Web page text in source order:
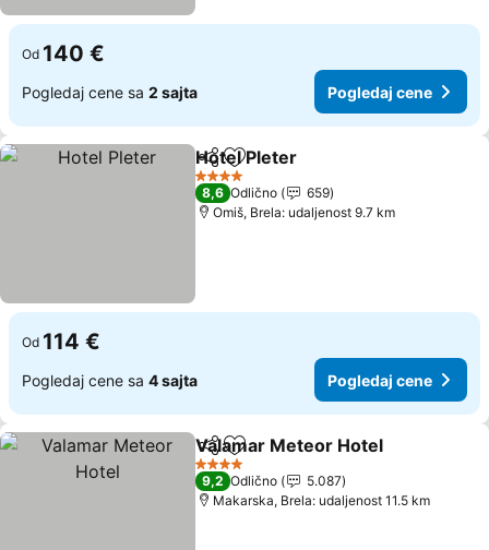
Od 140 €
Pogledaj cene sa 2 sajta Pogledaj cene
Deli Dodati u favorite
Hotel Pleter
4 Zvezdice
8,6 Odlično
659
Omiš, Brela: udaljenost 9.7 km
Od 114 €
Pogledaj cene sa 4 sajta Pogledaj cene
Deli Dodati u favorite
Valamar Meteor Hotel
4 Zvezdice
9,2 Odlično
5.087
Makarska, Brela: udaljenost 11.5 km